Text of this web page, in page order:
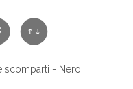
scomparti - Nero